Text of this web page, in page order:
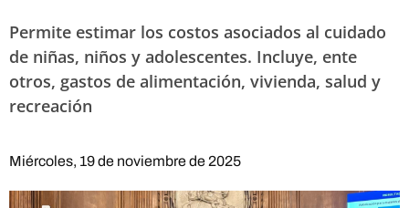
Permite estimar los costos asociados al cuidado
de niñas, niños y adolescentes. Incluye, ente
otros, gastos de alimentación, vivienda, salud y
recreación
Miércoles, 19 de noviembre de 2025​